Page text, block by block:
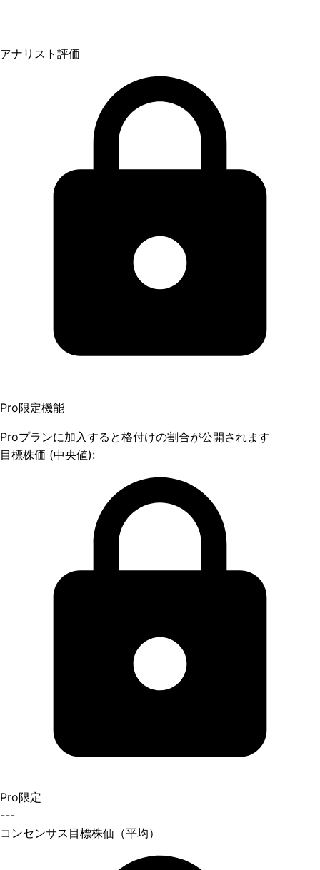
アナリスト評価
Pro限定機能
Proプランに加入すると格付けの割合が公開されます
目標株価 (中央値):
Pro限定
---
コンセンサス目標株価（平均）